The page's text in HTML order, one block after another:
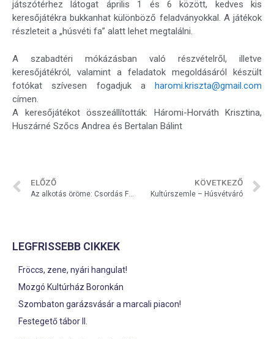
játszótérhez látogat április 1 és 6 között, kedves kis
keresőjátékra bukkanhat különböző feladványokkal. A játékok
részleteit a „húsvéti fa” alatt lehet megtalálni.
A szabadtéri mókázásban való részvételről, illetve
keresőjátékról, valamint a feladatok megoldásáról készült
fotókat szívesen fogadjuk a haromi.kriszta@gmail.com
címen.
A keresőjátékot összeállították: Háromi-Horváth Krisztina,
Huszárné Szőcs Andrea és Bertalan Bálint
ELŐZŐ KÖVETKEZŐ
Kultúrszemle – Húsvétváró
LEGFRISSEBB CIKKEK
Fröccs, zene, nyári hangulat!
Mozgó Kultúrház Boronkán
Szombaton garázsvásár a marcali piacon!
Festegető tábor II.